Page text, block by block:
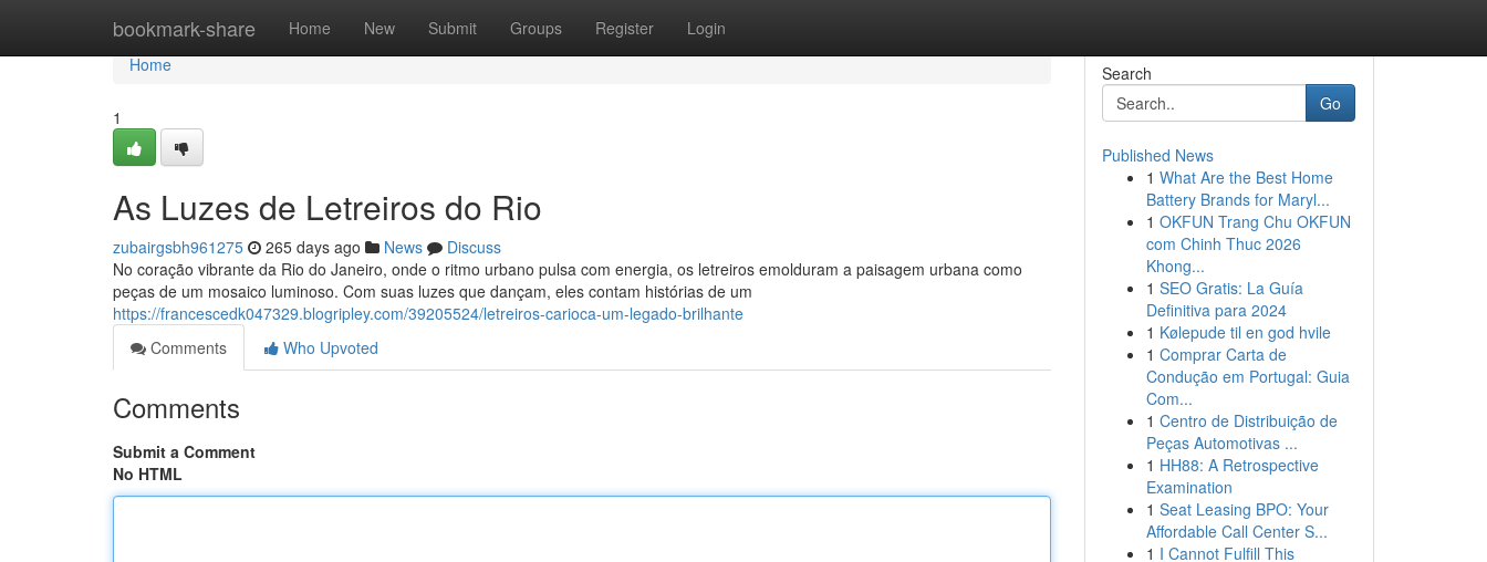
bookmark-share Home New Submit Groups Register Login
Home
Home
1
As Luzes de Letreiros do Rio
zubairgsbh961275 265 days ago News
Discuss
No coração vibrante da Rio do Janeiro, onde o ritmo urbano pulsa com energia, os letreiros emolduram a paisagem urbana como
peças de um mosaico luminoso. Com suas luzes que dançam, eles contam histórias de um
https://francescedk047329.blogripley.com/39205524/letreiros-carioca-um-legado-brilhante
Comments
Who Upvoted
Comments
Submit a Comment
No HTML
Search
Go
Published News
1 What Are the Best Home
Battery Brands for Maryl...
1 OKFUN Trang Chu OKFUN
com Chinh Thuc 2026
Khong...
1 SEO Gratis: La Guía
Definitiva para 2024
1 Kølepude til en god hvile
1 Comprar Carta de
Condução em Portugal: Guia
Com...
1 Centro de Distribuição de
Peças Automotivas ...
1 HH88: A Retrospective
Examination
1 Seat Leasing BPO: Your
Affordable Call Center S...
1 I Cannot Fulfill This